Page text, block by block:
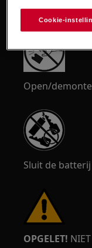
Open/
Sluit de
OPGELET!
Cookie-